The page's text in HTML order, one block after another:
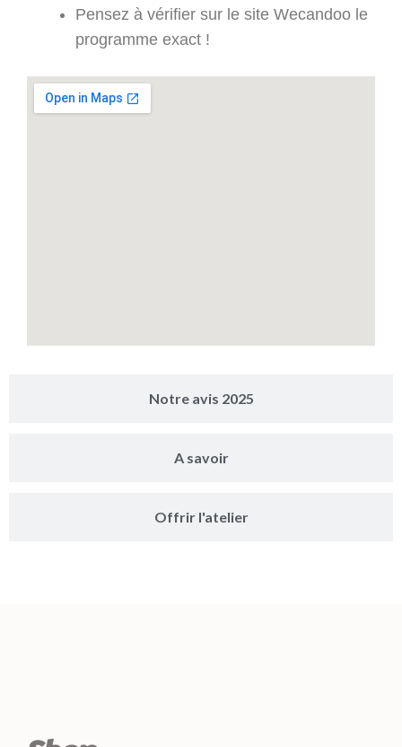
Notre avis 2025
A savoir
Offrir l'atelier
Pensez à vérifier sur le site Wecandoo le
programme exact !